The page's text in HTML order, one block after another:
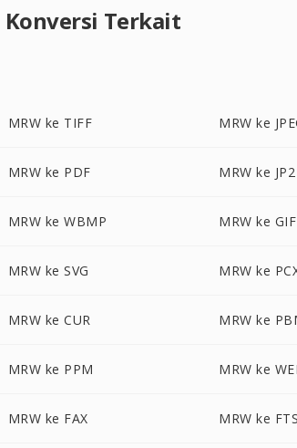
Konversi Terkait
MRW ke TIFF MRW ke
MRW ke PDF MRW ke JP2
MRW ke WBMP MRW ke GIF
MRW ke SVG MRW ke
MRW ke CUR MRW ke
MRW ke PPM MRW ke
MRW ke FAX MRW ke